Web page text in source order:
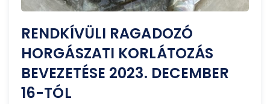
RENDKÍVÜLI RAGADOZÓ
HORGÁSZATI KORLÁTOZÁS
BEVEZETÉSE 2023. DECEMBER
16-TÓL